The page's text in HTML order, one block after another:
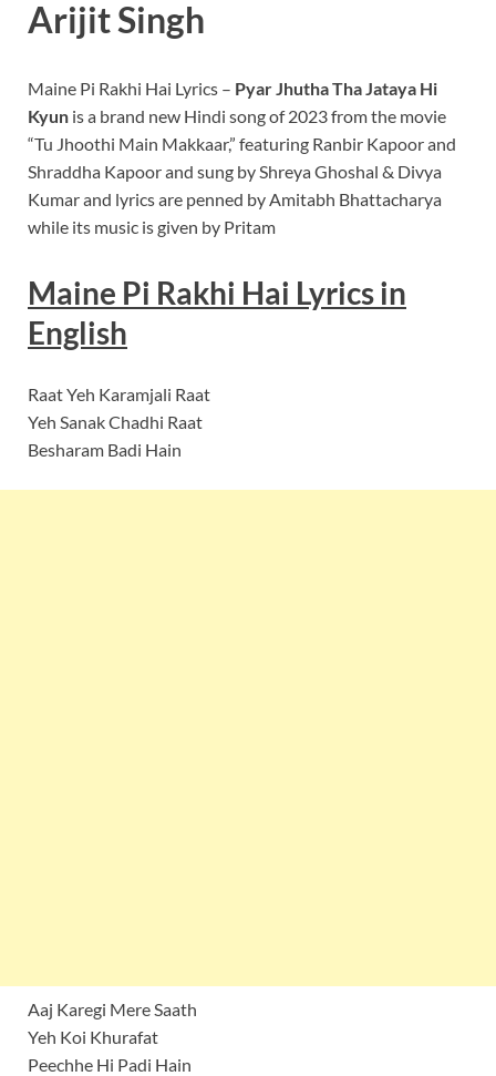
Arijit Singh
Maine Pi Rakhi Hai Lyrics – Pyar Jhutha Tha Jataya Hi
Kyun is a brand new Hindi song of 2023 from the movie
“Tu Jhoothi Main Makkaar,” featuring Ranbir Kapoor and
Shraddha Kapoor and sung by Shreya Ghoshal & Divya
Kumar and lyrics are penned by Amitabh Bhattacharya
while its music is given by Pritam
Maine Pi Rakhi Hai Lyricsin
English
Raat Yeh Karamjali Raat
Yeh Sanak Chadhi Raat
Besharam Badi Hain
Aaj Karegi Mere Saath
Yeh Koi Khurafat
Peechhe Hi Padi Hain